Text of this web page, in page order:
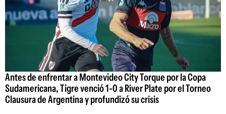
Antes de enfrentar a Montevideo City Torque por la Copa
Sudamericana, Tigre venció 1-0 a River Plate por el Torneo
Clausura de Argentina y profundizó su crisis